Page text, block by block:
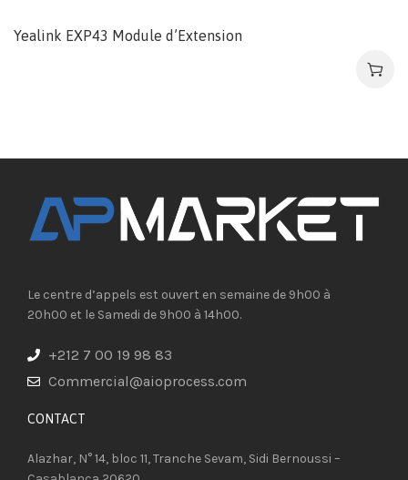
Yealink EXP43 Module d’Extension
Le centre d’appels est ouvert en semaine de 9h00 à
20h00 et le Samedi de 9h00 à 14h00.
+212 7 00 19 98 83
Commercial@aioprocess.com
CONTACT​
Alazhar, N° 14, bloc 11, Tranche Sevam, Sidi Bernoussi –